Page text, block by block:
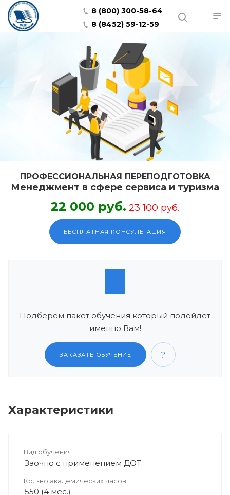
8 (800) 300-58-64
8 (8452) 59-12-59
ПРОФЕССИОНАЛЬНАЯ ПЕРЕПОДГОТОВКА
Менеджмент в сфере сервиса и туризма
22 000 руб. 23 100 руб.
БЕСПЛАТНАЯ КОНСУЛЬТАЦИЯ
Подберем пакет обучения который подойдёт
именно Вам!
ЗАКАЗАТЬ ОБУЧЕНИЕ
Характеристики
Вид обучения
Заочно с применением ДОТ
Кол-во академических часов
550 (4 мес.)